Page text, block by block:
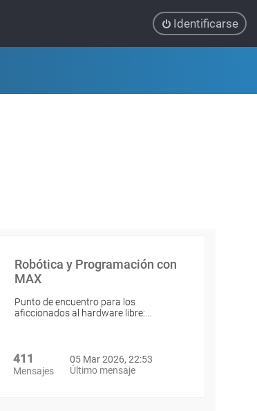
Identificarse
Robótica y Programación con
MAX
Punto de encuentro para los
aficcionados al hardware libre:…
411
Mensajes
05 Mar 2026, 22:53
Último mensaje